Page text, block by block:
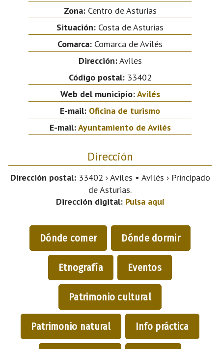
Zona:Centro de Asturias
Situación: Costa de Asturias
Comarca: Comarca de Avilés
Dirección:Aviles
Código postal:33402
Web del municipio:Avilés
E-mail: Oficina de turismo
E-mail:Ayuntamiento de Avilés
Dirección
Dirección postal:33402 › Aviles • Avilés › Principado
de Asturias.
Dirección digital: Pulsa aquí
Dónde comer Dónde dormir
Etnografía Eventos
Patrimonio cultural
Patrimonio natural Info práctica